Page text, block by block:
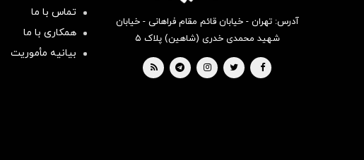
آدرس: تهران - خیابان قائم مقام فراهانی - خیابان
شهید محمدی خدری (شاهین) پلاک ۵
تماس با ما
همکاری با ما
بیانیه مأموریت